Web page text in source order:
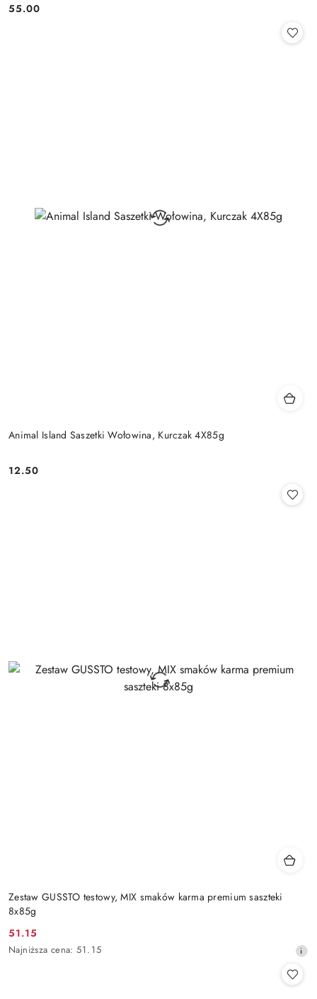
Cena:
55.00
Animal Island Saszetki Wołowina, Kurczak 4X85g
Cena:
12.50
Zestaw GUSSTO testowy, MIX smaków karma premium saszteki
8x85g
Cena
promocyjna:
51.15
Najniższa
Najniższa cena: 51.15